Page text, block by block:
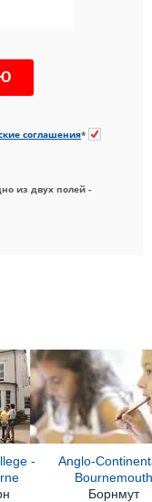
соглашения*
из двух полей -
-
Anglo-
Борнмут